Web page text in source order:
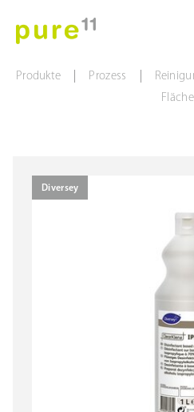
Produkte Prozess
Diversey